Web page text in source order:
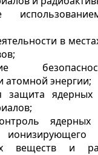
в
атомной энергии;
защита ядерных
ядерных
веществ и